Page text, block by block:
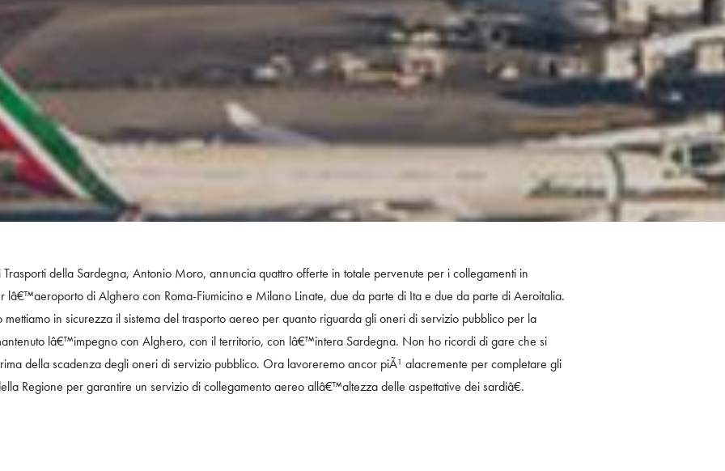
della Sardegna, Antonio Moro, annuncia quattro offerte in totale pervenute per i collegamenti in
lâ€™aeroporto di Alghero con Roma-Fiumicino e Milano Linate, due da parte di Ita e due da parte di Aeroitalia.
in sicurezza il sistema del trasporto aereo per quanto riguarda gli oneri di servizio pubblico per la
lâ€™impegno con Alghero, con il territorio, con lâ€™intera Sardegna. Non ho ricordi di gare che si
della scadenza degli oneri di servizio pubblico. Ora lavoreremo ancor piÃ¹ alacremente per completare gli
Regione per garantire un servizio di collegamento aereo allâ€™altezza delle aspettative dei sardiâ€.